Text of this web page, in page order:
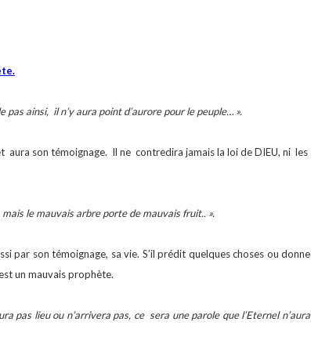
pas ainsi, il n’y aura point d’aurore pour le peuple… ».
aura son témoignage. Il ne contredira jamais la loi de DIEU, ni les
le mauvais arbre porte de mauvais fruit.. ».
par son témoignage, sa vie. S’il prédit quelques choses ou donne
un mauvais prophète.
pas lieu ou n’arrivera pas, ce sera une parole que l’Eternel n’aura